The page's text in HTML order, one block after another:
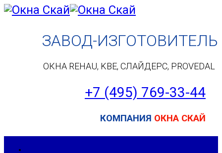
ЗАВОД-ИЗГОТОВИТЕЛЬ
ОКНА REHAU, KBE, СЛАЙДЕРС, PROVEDAL
+7 (495) 769-33-44
КОМПАНИЯ ОКНА СКАЙ